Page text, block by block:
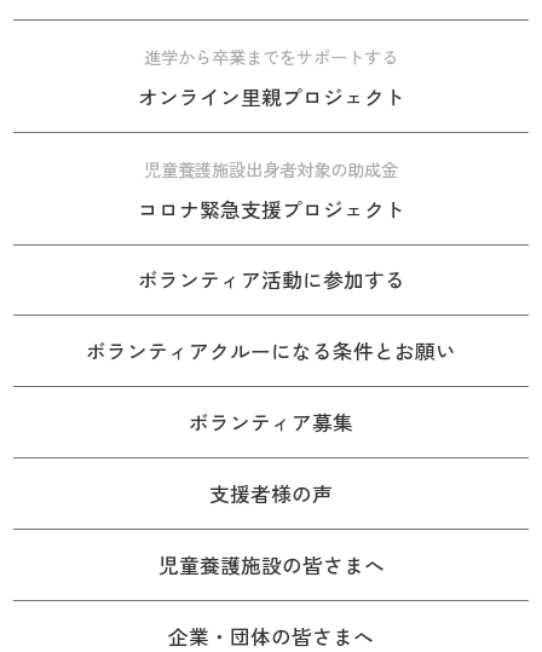
進学から卒業までをサポートする
オンライン里親プロジェクト
児童養護施設出身者対象の助成金
コロナ緊急支援プロジェクト
ボランティア活動に参加する
ボランティアクルーになる条件とお願い
ボランティア募集
支援者様の声
児童養護施設の皆さまへ
企業・団体の皆さまへ